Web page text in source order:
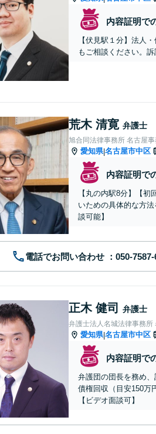
内容証明で
【伏見駅１分】法人
もご相談ください。
荒木 清寛 弁護士
旭合同法律事務所 名古屋
愛知県|名古屋市中区
内容証明で
【丸の内駅8分】【
いための具体的な方
談可能】
電話でお問い合わせ
正木 健司 弁護士
弁護士法人名城法律事務所
愛知県|名古屋市中区
内容証明で
弁護団の団長を務め
債権回収（目安150万
【ビデオ面談可】